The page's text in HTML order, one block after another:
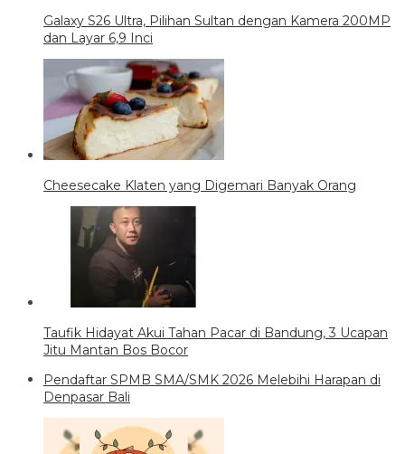
Galaxy S26 Ultra, Pilihan Sultan dengan Kamera 200MP
dan Layar 6,9 Inci
Cheesecake Klaten yang Digemari Banyak Orang
Taufik Hidayat Akui Tahan Pacar di Bandung, 3 Ucapan
Jitu Mantan Bos Bocor
Pendaftar SPMB SMA/SMK 2026 Melebihi Harapan di
Denpasar Bali